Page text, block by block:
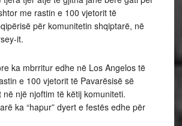
me rastin e 100 vjetorit të
për komunitetin shqiptarë, në
it.
ka mbrritur edhe në Los Angelos të
e 100 vjetorit të Pavarësisë së
një njoftim të këtij komuniteti.
ka “hapur” dyert e festës edhe për